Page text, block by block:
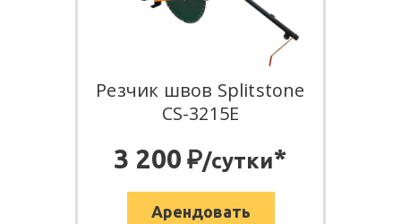
Резчик швов Splitstone
CS-3215E
3 200:/сутки*
Арендовать